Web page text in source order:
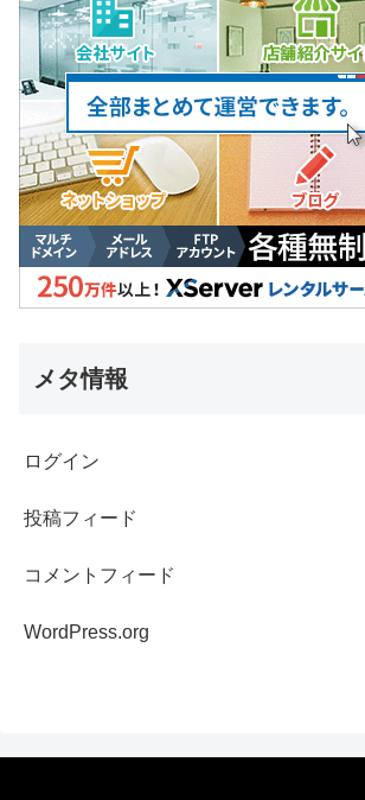
メタ情報
ログイン
投稿フィード
コメントフィード
WordPress.org